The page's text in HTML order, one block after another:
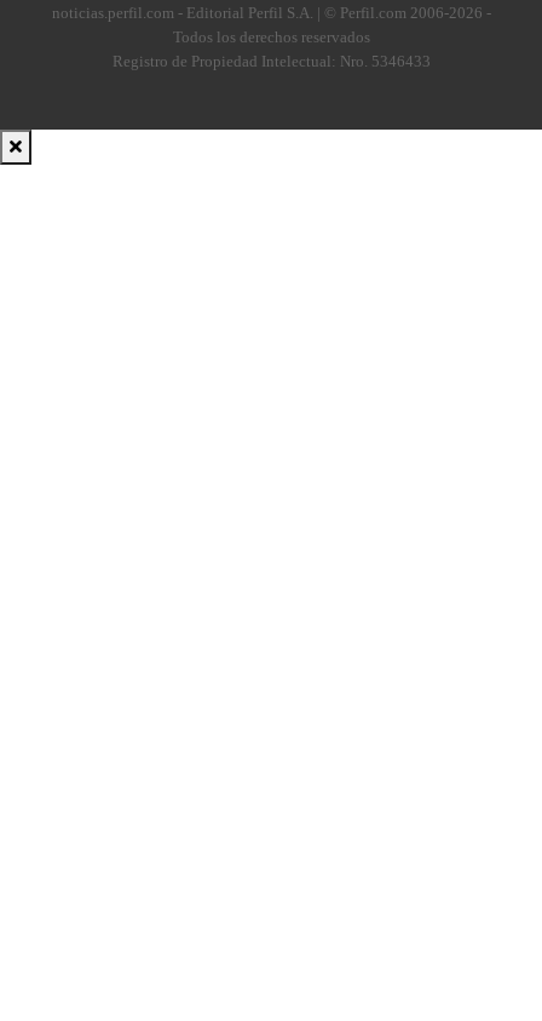
noticias.perfil.com - Editorial Perfil S.A. | © Perfil.com 2006-2026 -
Todos los derechos reservados
Registro de Propiedad Intelectual: Nro. 5346433